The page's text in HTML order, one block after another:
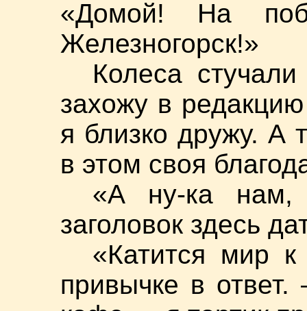
«Домой! На
Железногорск!»
Колеса
захожу в
я близко дружу. А
в этом своя
«А ну-ка нам,
заголовок здесь
«Катится мир
привычке в